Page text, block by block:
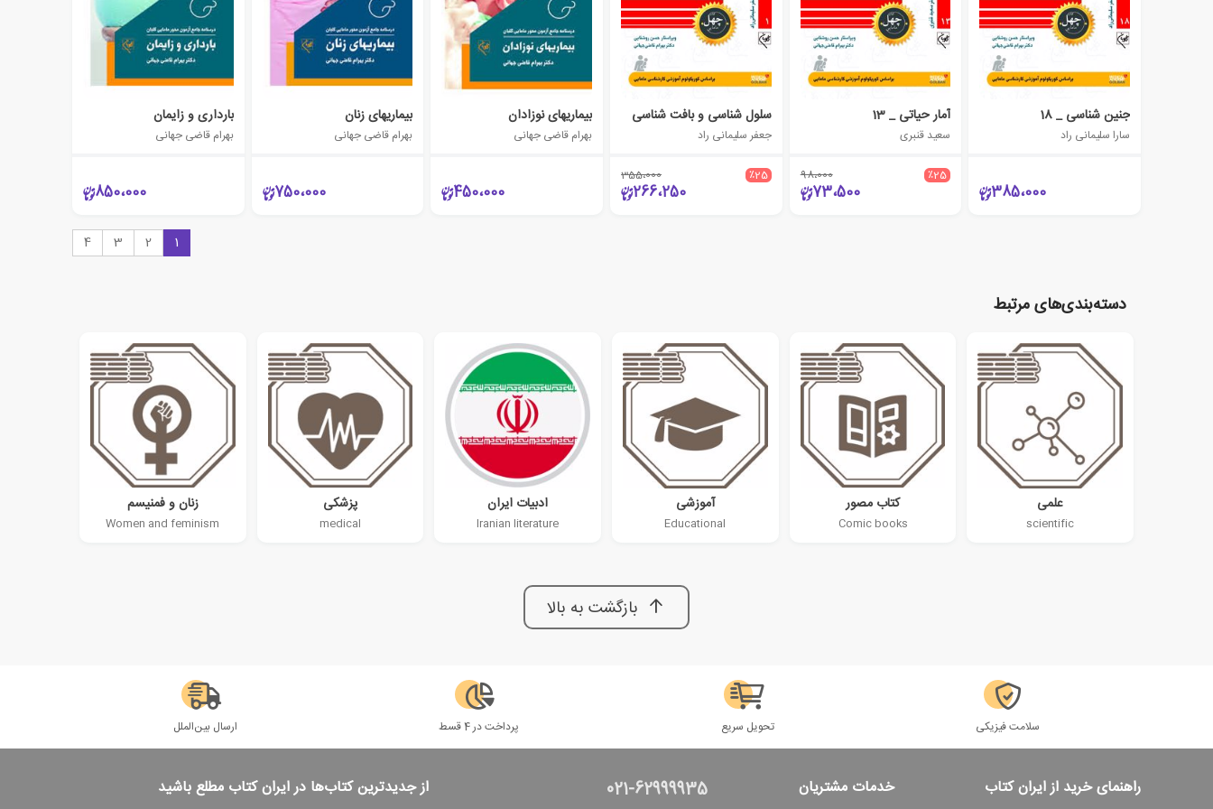
جنین شناسی _ 18
سارا سلیمانی راد
385،000
آمار حیاتی _ 13
سعید قنبری
٪25 98،000
73،500
سلول شناسی و بافت شناسی
جعفر سلیمانی راد
٪25 355،000
266،250
بیماریهای نوزادان
بهرام قاضی جهانی
450،000
بیماریهای زنان
بهرام قاضی جهانی
750،000
بارداری و زایمان
بهرام قاضی جهانی
850،000
1
2
3
4
دسته‌بندی‌های مرتبط
علمی
scientific
کتاب مصور
Comic books
آموزشی
Educational
ادبیات ایران
Iranian literature
پزشکی
medical
زنان و فمنیسم
Women and feminism
بازگشت به بالا
سلامت فیزیکی تحویل سریع پرداخت در 4 قسط ارسال بین‌الملل
راهنمای خرید از ایران کتاب خدمات مشتریان 021-62999935 از جدیدترین کتاب‌ها در ایران کتاب مطلع باشید